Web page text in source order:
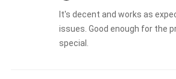
It's decent and works as
issues. Good enough for the
special.